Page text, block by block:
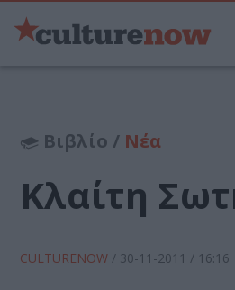
Βιβλίο / Νέα
Κλαίτη
CULTURENOW / 30-11-2011 / 16:16